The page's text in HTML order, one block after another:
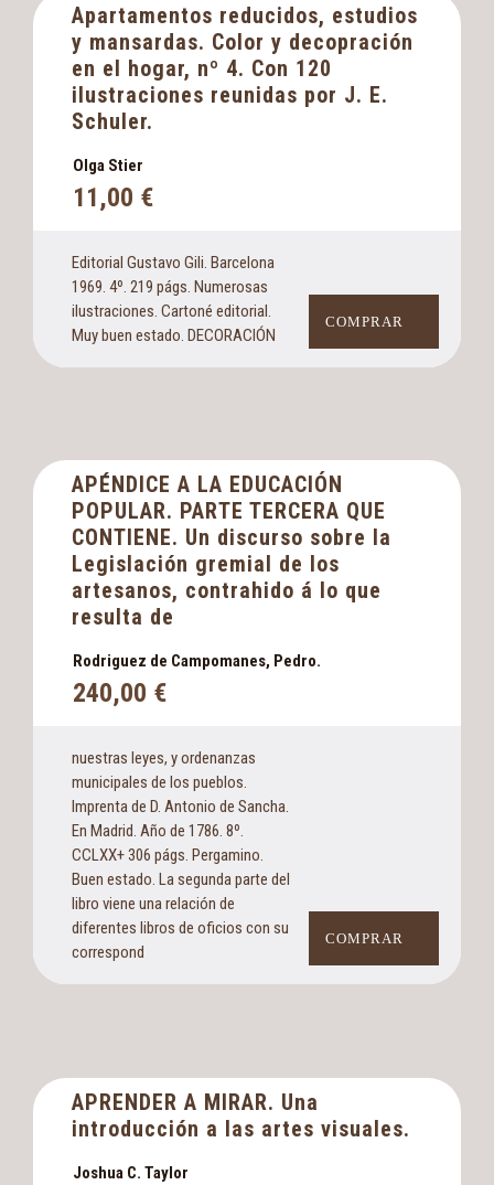
Apartamentos reducidos, estudios
y mansardas. Color y decopración
en el hogar, nº 4. Con 120
ilustraciones reunidas por J. E.
Schuler.
Olga Stier
11,00 €
Editorial Gustavo Gili. Barcelona
1969. 4º. 219 págs. Numerosas
ilustraciones. Cartoné editorial.
Muy buen estado. DECORACIÓN
COMPRAR
APÉNDICE A LA EDUCACIÓN
POPULAR. PARTE TERCERA QUE
CONTIENE. Un discurso sobre la
Legislación gremial de los
artesanos, contrahido á lo que
resulta de
Rodriguez de Campomanes, Pedro.
240,00 €
nuestras leyes, y ordenanzas
municipales de los pueblos.
Imprenta de D. Antonio de Sancha.
En Madrid. Año de 1786. 8º.
CCLXX+ 306 págs. Pergamino.
Buen estado. La segunda parte del
libro viene una relación de
diferentes libros de oficios con su
correspond
COMPRAR
APRENDER A MIRAR. Una
introducción a las artes visuales.
Joshua C. Taylor